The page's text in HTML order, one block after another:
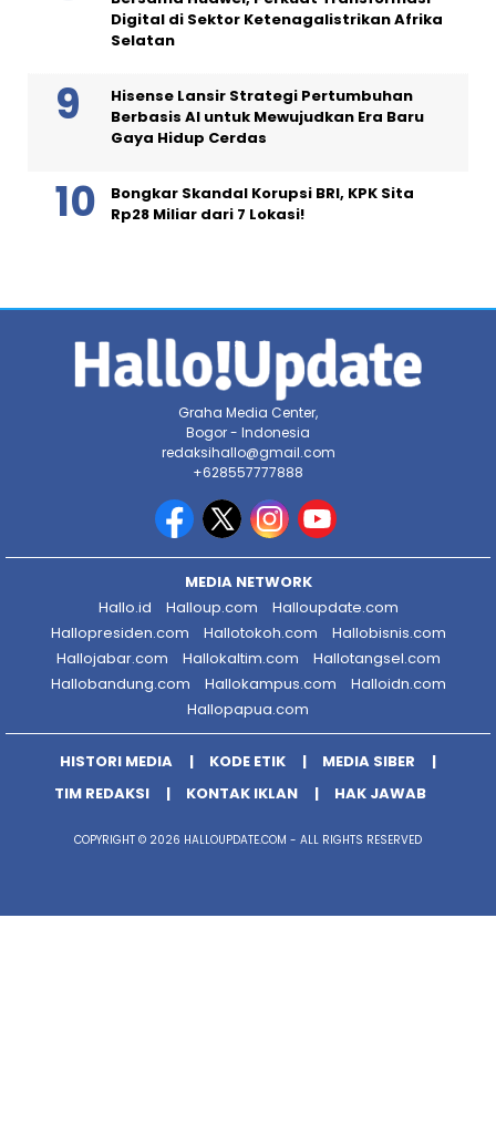
Digital di Sektor Ketenagalistrikan Afrika
Selatan
Hisense Lansir Strategi Pertumbuhan
Berbasis AI untuk Mewujudkan Era Baru
Gaya Hidup Cerdas
Bongkar Skandal Korupsi BRI, KPK Sita
Rp28 Miliar dari 7 Lokasi!
Graha Media Center,
Bogor - Indonesia
redaksihallo@gmail.com
+628557777888
MEDIA NETWORK
Hallo.id
Halloup.com
Halloupdate.com
Hallopresiden.com
Hallotokoh.com
Hallobisnis.com
Hallojabar.com
Hallokaltim.com
Hallotangsel.com
Hallobandung.com
Hallokampus.com
Halloidn.com
Hallopapua.com
HISTORI MEDIA KODE ETIK
MEDIA SIBER
TIM REDAKSI
KONTAK IKLAN HAK JAWAB
COPYRIGHT © 2026 HALLOUPDATE.COM - ALL RIGHTS RESERVED